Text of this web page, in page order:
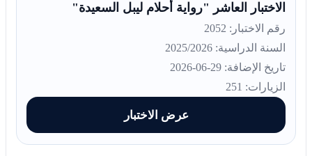
الاختبار العاشر "رواية أحلام ليبل السعيدة"
رقم الاختبار: 2052
السنة الدراسية: 2025/2026
تاريخ الإضافة: 29-06-2026
الزيارات: 251
عرض الاختبار